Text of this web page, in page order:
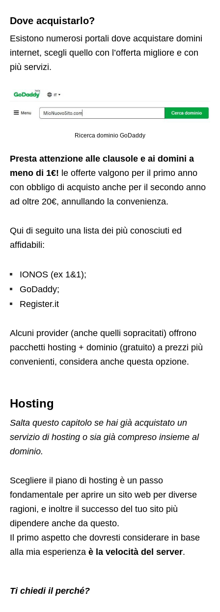
Dove acquistarlo?
Esistono numerosi portali dove acquistare domini
internet, scegli quello con l’offerta migliore e con
più servizi.
Ricerca dominio GoDaddy
Presta attenzione alle clausole e ai domini a
meno di 1€! le offerte valgono per il primo anno
con obbligo di acquisto anche per il secondo anno
ad oltre 20€, annullando la convenienza.
Qui di seguito una lista dei più conosciuti ed
affidabili:
IONOS (ex 1&1);
GoDaddy;
Register.it
Alcuni provider (anche quelli sopracitati) offrono
pacchetti hosting + dominio (gratuito) a prezzi più
convenienti, considera anche questa opzione.
Hosting
Salta questo capitolo se hai già acquistato un
servizio di hosting o sia già compreso insieme al
dominio.
Scegliere il piano di hosting è un passo
fondamentale per aprire un sito web per diverse
ragioni, e inoltre il successo del tuo sito più
dipendere anche da questo.
Il primo aspetto che dovresti considerare in base
alla mia esperienza è la velocità del server.
Ti chiedi il perché?